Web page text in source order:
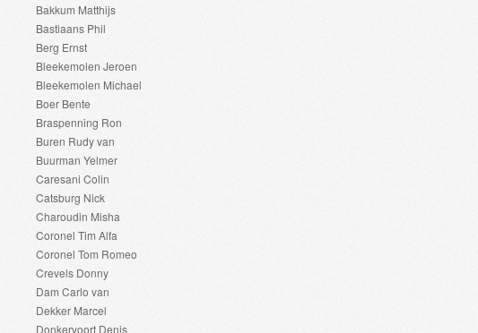
Bakkum Matthijs
Bastiaans Phil
Berg Ernst
Bleekemolen Jeroen
Bleekemolen Michael
Boer Bente
Braspenning Ron
Buren Rudy van
Buurman Yelmer
Caresani Colin
Catsburg Nick
Charoudin Misha
Coronel Tim Alfa
Coronel Tom Romeo
Crevels Donny
Dam Carlo van
Dekker Marcel
Donkervoort Denis